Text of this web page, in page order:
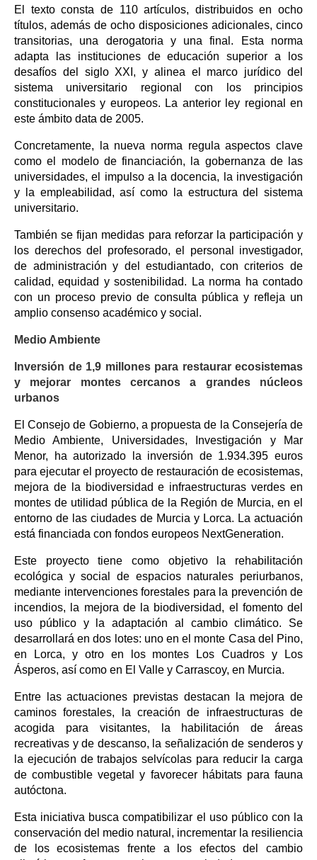
El texto consta de 110 artículos, distribuidos en ocho
títulos, además de ocho disposiciones adicionales, cinco
transitorias, una derogatoria y una final. Esta norma
adapta las instituciones de educación superior a los
desafíos del siglo XXI, y alinea el marco jurídico del
sistema universitario regional con los principios
constitucionales y europeos. La anterior ley regional en
este ámbito data de 2005.
Concretamente, la nueva norma regula aspectos clave
como el modelo de financiación, la gobernanza de las
universidades, el impulso a la docencia, la investigación
y la empleabilidad, así como la estructura del sistema
universitario.
También se fijan medidas para reforzar la participación y
los derechos del profesorado, el personal investigador,
de administración y del estudiantado, con criterios de
calidad, equidad y sostenibilidad. La norma ha contado
con un proceso previo de consulta pública y refleja un
amplio consenso académico y social.
Medio Ambiente
Inversión de 1,9 millones para restaurar ecosistemas
y mejorar montes cercanos a grandes núcleos
urbanos
El Consejo de Gobierno, a propuesta de la Consejería de
Medio Ambiente, Universidades, Investigación y Mar
Menor, ha autorizado la inversión de 1.934.395 euros
para ejecutar el proyecto de restauración de ecosistemas,
mejora de la biodiversidad e infraestructuras verdes en
montes de utilidad pública de la Región de Murcia, en el
entorno de las ciudades de Murcia y Lorca. La actuación
está financiada con fondos europeos NextGeneration.
Este proyecto tiene como objetivo la rehabilitación
ecológica y social de espacios naturales periurbanos,
mediante intervenciones forestales para la prevención de
incendios, la mejora de la biodiversidad, el fomento del
uso público y la adaptación al cambio climático. Se
desarrollará en dos lotes: uno en el monte Casa del Pino,
en Lorca, y otro en los montes Los Cuadros y Los
Ásperos, así como en El Valle y Carrascoy, en Murcia.
Entre las actuaciones previstas destacan la mejora de
caminos forestales, la creación de infraestructuras de
acogida para visitantes, la habilitación de áreas
recreativas y de descanso, la señalización de senderos y
la ejecución de trabajos selvícolas para reducir la carga
de combustible vegetal y favorecer hábitats para fauna
autóctona.
Esta iniciativa busca compatibilizar el uso público con la
conservación del medio natural, incrementar la resiliencia
de los ecosistemas frente a los efectos del cambio